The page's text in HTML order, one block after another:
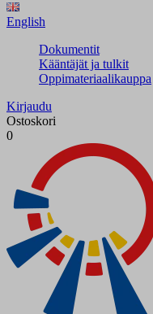
English
Dokumentit
Kääntäjät ja tulkit
Oppimateriaalikauppa
Kirjaudu
Ostoskori
0